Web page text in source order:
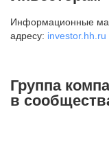
внутригородская
Муниципальный
2-я Брестская ул., д.
+7 495 980-64-27
Информационные
адресу: investor.hh.ru
Группа
в